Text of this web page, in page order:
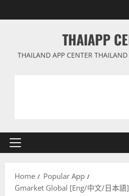
to
THAIAPP
THAILAND APP CENTER
Primary
Home
Popular App
Gmarket Global [Eng/中文/日本語]